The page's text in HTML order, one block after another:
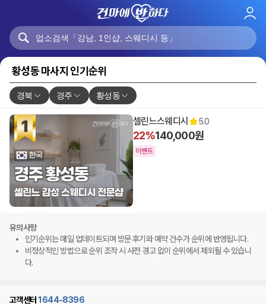
로
황성동 마사지 인기순위
경북 경주 황성동
셀린느스웨디시 5.0
22%140,000원
이벤트
유의사항
인기순위는 매일 업데이트되며 방문 후기와 예약 건수가 순위에 반영됩니다.
비정상적인 방법으로 순위 조작 시 사전 경고 없이 순위에서 제외될 수 있습니
다.
고객센터 1644-8396